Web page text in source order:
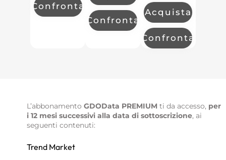
Confronta
Confronta
Acquista
Confronta
L’abbonamento GDOData PREMIUM ti da accesso, per
i 12 mesi successivi alla data di sottoscrizione, ai
seguenti contenuti:
Trend Market